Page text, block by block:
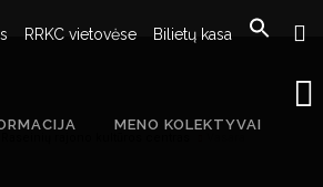
RRKC vietovėse Bilietų kasa
MENO KOLEKTYVAI